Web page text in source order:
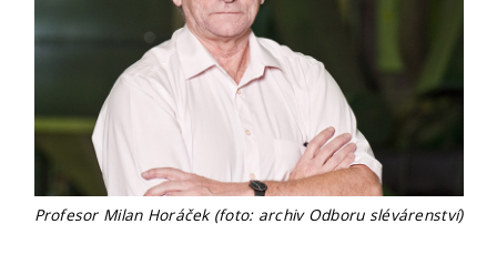
Profesor Milan Horáček (foto: archiv Odboru slévárenství)